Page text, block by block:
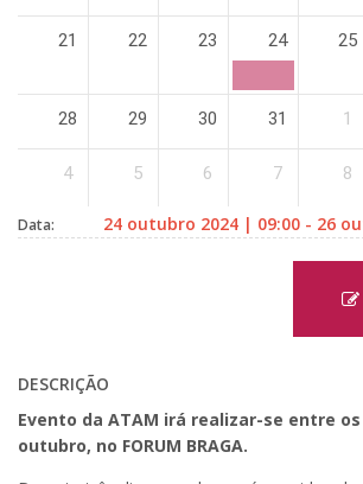
21 22 23 24 25
28 29 30 31 1
4 5 6 7 8
Data: 24 outubro 2024 | 09:00 - 26
DESCRIÇÃO
Evento da ATAM irá realizar-se entre os
outubro, no FORUM BRAGA.